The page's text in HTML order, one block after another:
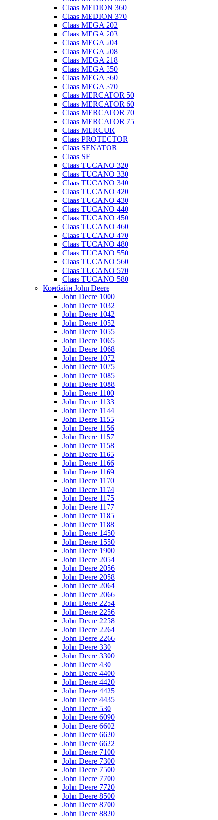
Claas MEDION 360
Claas MEDION 370
Claas MEGA 202
Claas MEGA 203
Claas MEGA 204
Claas MEGA 208
Claas MEGA 218
Claas MEGA 350
Claas MEGA 360
Claas MEGA 370
Claas MERCATOR 50
Claas MERCATOR 60
Claas MERCATOR 70
Claas MERCATOR 75
Claas MERCUR
Claas PROTECTOR
Claas SENATOR
Claas SF
Claas TUCANO 320
Claas TUCANO 330
Claas TUCANO 340
Claas TUCANO 420
Claas TUCANO 430
Claas TUCANO 440
Claas TUCANO 450
Claas TUCANO 460
Claas TUCANO 470
Claas TUCANO 480
Claas TUCANO 550
Claas TUCANO 560
Claas TUCANO 570
Claas TUCANO 580
Комбайн John Deere
John Deere 1000
John Deere 1032
John Deere 1042
John Deere 1052
John Deere 1055
John Deere 1065
John Deere 1068
John Deere 1072
John Deere 1075
John Deere 1085
John Deere 1088
John Deere 1100
John Deere 1133
John Deere 1144
John Deere 1155
John Deere 1156
John Deere 1157
John Deere 1158
John Deere 1165
John Deere 1166
John Deere 1169
John Deere 1170
John Deere 1174
John Deere 1175
John Deere 1177
John Deere 1185
John Deere 1188
John Deere 1450
John Deere 1550
John Deere 1900
John Deere 2054
John Deere 2056
John Deere 2058
John Deere 2064
John Deere 2066
John Deere 2254
John Deere 2256
John Deere 2258
John Deere 2264
John Deere 2266
John Deere 330
John Deere 3300
John Deere 430
John Deere 4400
John Deere 4420
John Deere 4425
John Deere 4435
John Deere 530
John Deere 6090
John Deere 6602
John Deere 6620
John Deere 6622
John Deere 7100
John Deere 7300
John Deere 7500
John Deere 7700
John Deere 7720
John Deere 8500
John Deere 8700
John Deere 8820